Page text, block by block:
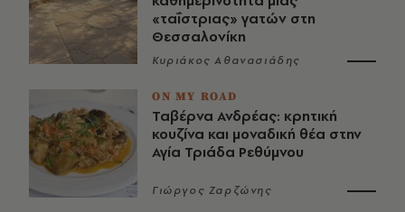
«ταΐστριας» γατών στη
Θεσσαλονίκη
Κυριάκος Αθανασιάδης
ON MY ROAD
Ταβέρνα Ανδρέας: κρητική
κουζίνα και μοναδική θέα στην
Αγία Τριάδα Ρεθύμνου
Γιώργος Ζαρζώνης